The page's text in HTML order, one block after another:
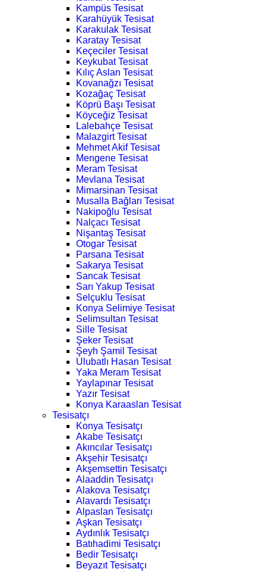
Kampüs Tesisat
Karahüyük Tesisat
Karakulak Tesisat
Karatay Tesisat
Keçeciler Tesisat
Keykubat Tesisat
Kılıç Aslan Tesisat
Kovanağzı Tesisat
Kozağaç Tesisat
Köprü Başı Tesisat
Köyceğiz Tesisat
Lalebahçe Tesisat
Malazgirt Tesisat
Mehmet Akif Tesisat
Mengene Tesisat
Meram Tesisat
Mevlana Tesisat
Mimarsinan Tesisat
Musalla Bağları Tesisat
Nakipoğlu Tesisat
Nalçacı Tesisat
Nişantaş Tesisat
Otogar Tesisat
Parsana Tesisat
Sakarya Tesisat
Sancak Tesisat
Sarı Yakup Tesisat
Selçuklu Tesisat
Konya Selimiye Tesisat
Selimsultan Tesisat
Sille Tesisat
Şeker Tesisat
Şeyh Şamil Tesisat
Ulubatlı Hasan Tesisat
Yaka Meram Tesisat
Yaylapınar Tesisat
Yazır Tesisat
Konya Karaaslan Tesisat
Tesisatçı
Konya Tesisatçı
Akabe Tesisatçı
Akıncılar Tesisatçı
Akşehir Tesisatçı
Akşemsettin Tesisatçı
Alaaddin Tesisatçı
Alakova Tesisatçı
Alavardı Tesisatçı
Alpaslan Tesisatçı
Aşkan Tesisatçı
Aydınlık Tesisatçı
Batıhadimi Tesisatçı
Bedir Tesisatçı
Beyazıt Tesisatçı